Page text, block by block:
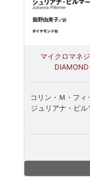
マイクロマネ
コリン・Ｍ・フィ
ジュリアナ・ピル